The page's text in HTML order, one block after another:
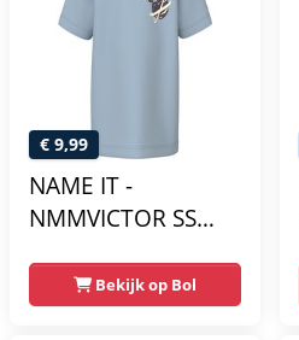
€ 9,99
NAME IT -
NMMVICTOR SS
Jongens - T-shirts
Bekijk op Bol